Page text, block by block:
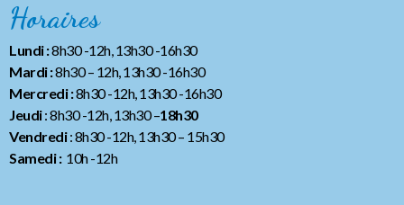
Horaires
Lundi :8h30 -12h, 13h30 -16h30
Mardi :8h30 – 12h, 13h30 -16h30
Mercredi :8h30 -12h, 13h30 -16h30
Jeudi: 8h30 -12h, 13h30 –18h30
Vendredi: 8h30 -12h, 13h30– 15h30
Samedi :10h -12h